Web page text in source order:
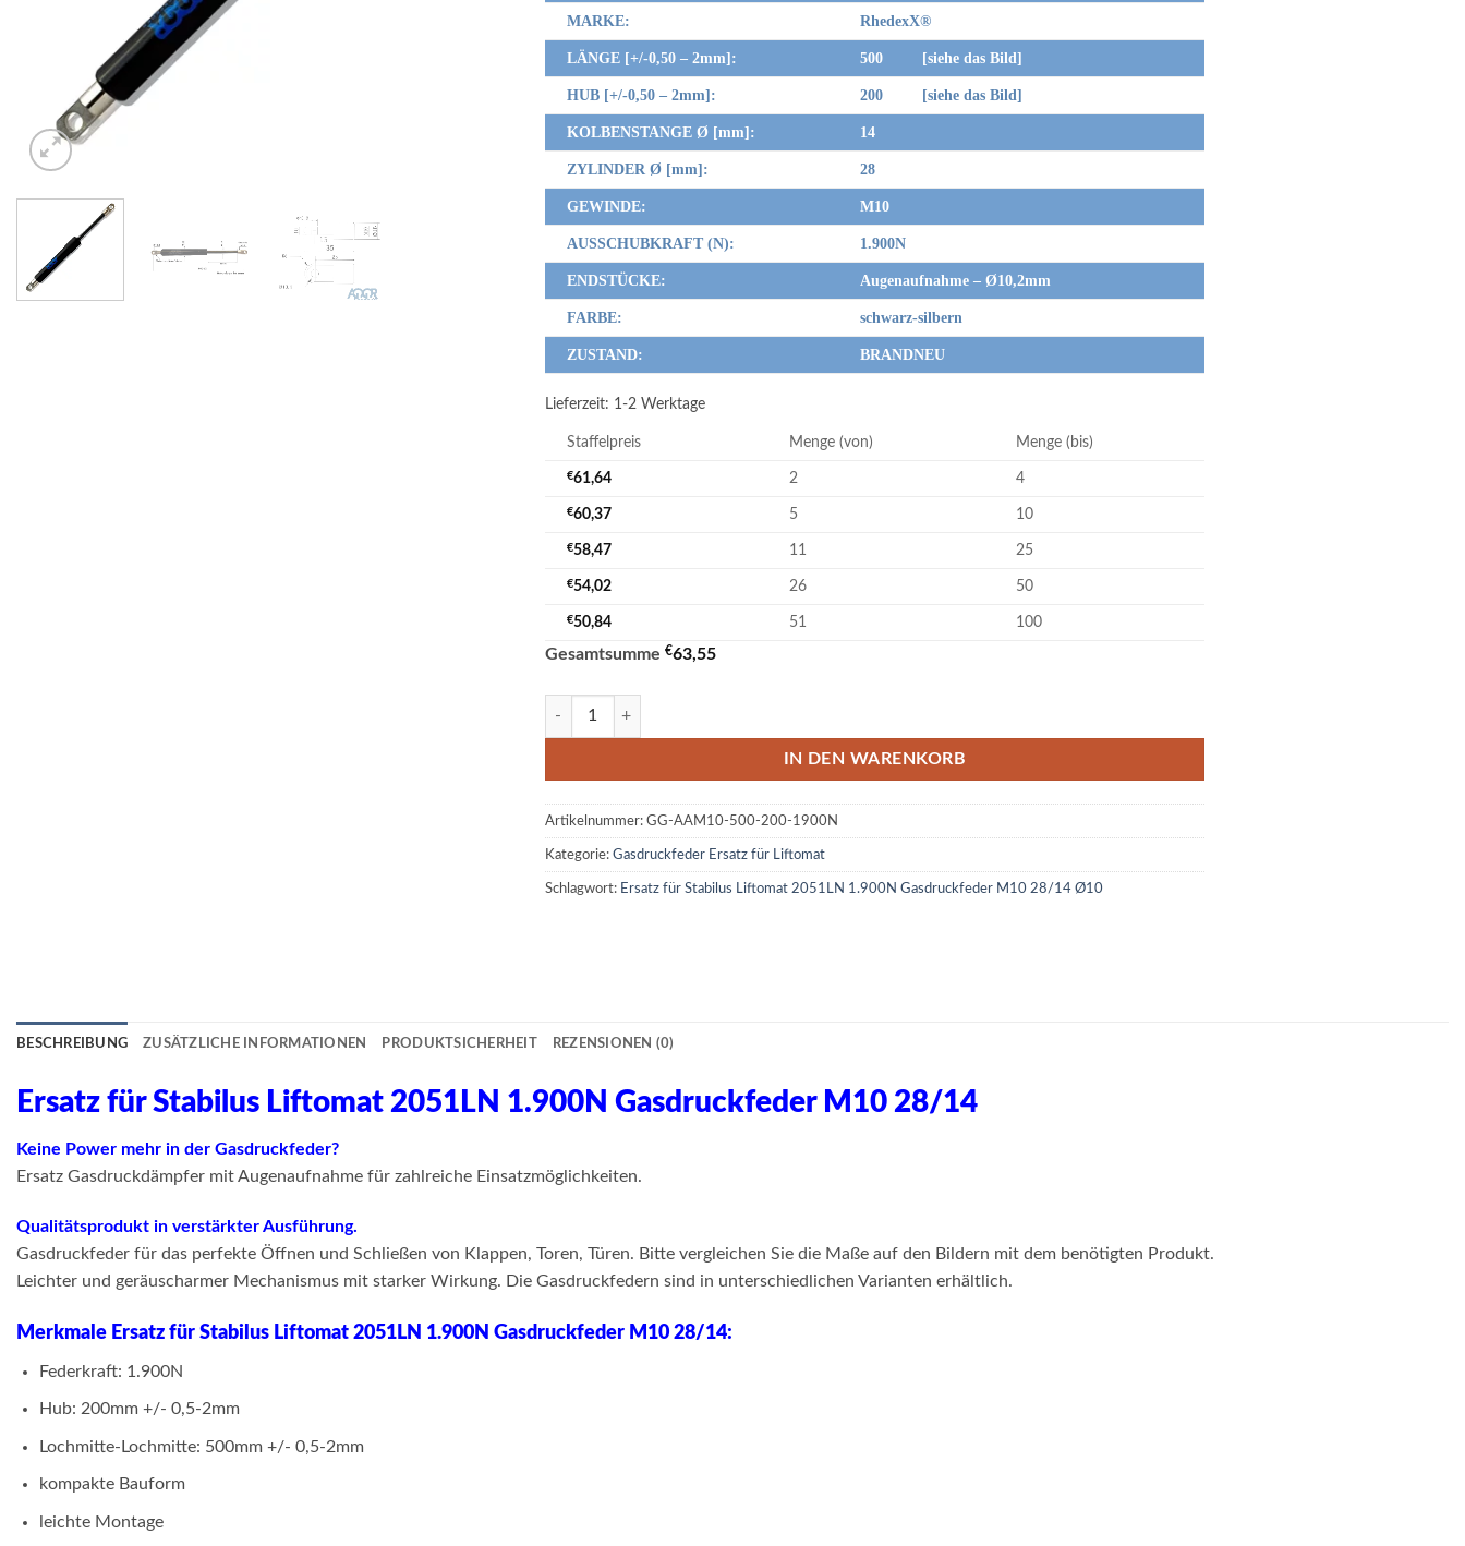
MARKE: RhedexX®
LÄNGE [+/-0,50 – 2mm]: 500 [siehe das Bild]
HUB [+/-0,50 – 2mm]: 200 [siehe das Bild]
KOLBENSTANGE Ø [mm]: 14
ZYLINDER Ø [mm]: 28
GEWINDE: M10
AUSSCHUBKRAFT (N): 1.900N
ENDSTÜCKE: Augenaufnahme – Ø10,2mm
FARBE: schwarz-silbern
ZUSTAND: BRANDNEU
Lieferzeit: 1-2 Werktage
Staffelpreis Menge (von) Menge (bis)
€61,64 2 4
€60,37 5 10
€58,47 11 25
€54,02 26 50
€50,84 51 100
Gesamtsumme €63,55
Ersatz für Stabilus Liftomat 2051LN 1.900N Gasdruckfeder M10 28/14 Ø10,2mm Menge
IN DEN WARENKORB
Artikelnummer: GG-AAM10-500-200-1900N
Kategorie: Gasdruckfeder Ersatz für Liftomat
Schlagwort: Ersatz für Stabilus Liftomat 2051LN 1.900N Gasdruckfeder M10 28/14 Ø10
BESCHREIBUNG ZUSÄTZLICHE INFORMATIONEN PRODUKTSICHERHEIT REZENSIONEN (0)
Ersatz für Stabilus Liftomat 2051LN 1.900N Gasdruckfeder M10 28/14
Keine Power mehr in der Gasdruckfeder?
Ersatz Gasdruckdämpfer mit Augenaufnahme für zahlreiche Einsatzmöglichkeiten.
Qualitätsprodukt in verstärkter Ausführung.
Gasdruckfeder für das perfekte Öffnen und Schließen von Klappen, Toren, Türen. Bitte vergleichen Sie die Maße auf den Bildern mit dem benötigten Produkt.
Leichter und geräuscharmer Mechanismus mit starker Wirkung. Die Gasdruckfedern sind in unterschiedlichen Varianten erhältlich.
Merkmale Ersatz für Stabilus Liftomat 2051LN 1.900N Gasdruckfeder M10 28/14:
Federkraft: 1.900N
Hub: 200mm +/- 0,5-2mm
Lochmitte-Lochmitte: 500mm +/- 0,5-2mm
kompakte Bauform
leichte Montage